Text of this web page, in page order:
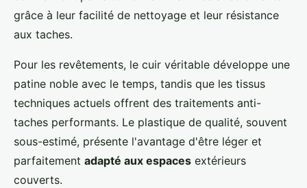
grâce à leur facilité de nettoyage et leur résistance
aux taches.
Pour les revêtements, le cuir véritable développe une
patine noble avec le temps, tandis que les tissus
techniques actuels offrent des traitements anti-
taches performants. Le plastique de qualité, souvent
sous-estimé, présente l'avantage d'être léger et
parfaitement adapté aux espaces extérieurs
couverts.